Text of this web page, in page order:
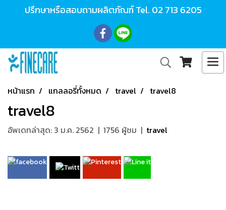
ปรึกษาหรือสอบถามผลิตภัณฑ์ Tel. 02 713 6205
หน้าแรก แกลลอรี่ทั้งหมด travel travel8
travel8
อัพเดทล่าสุด: 3 ม.ค. 2562 | 1756 ผู้ชม | travel